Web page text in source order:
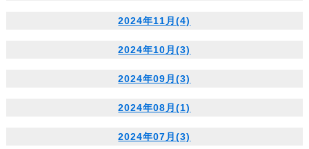
2024年11月(4)
2024年10月(3)
2024年09月(3)
2024年08月(1)
2024年07月(3)